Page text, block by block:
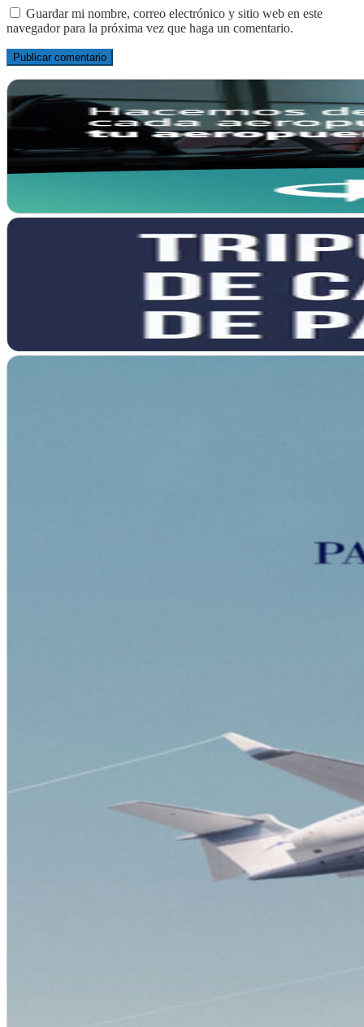
Guardar mi nombre, correo electrónico y sitio web en este
navegador para la próxima vez que haga un comentario.